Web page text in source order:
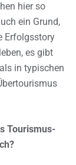
hier so
ein Grund,
Erfolgsstory
es gibt
in typischen
Tourismus-